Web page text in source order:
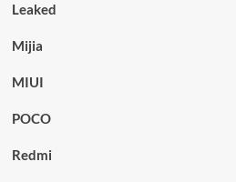
Leaked
Mijia
MIUI
POCO
Redmi